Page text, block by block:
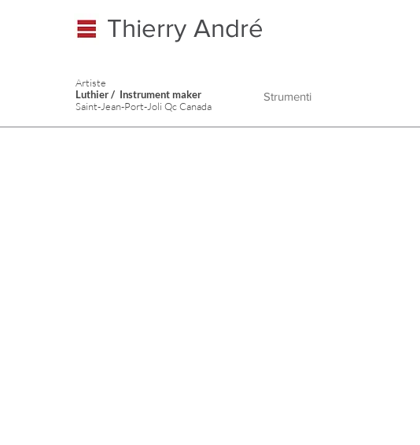
Thierry André
Artiste
Luthier / Instrument maker
Saint-Jean-Port-Joli Qc Canada
Strumenti